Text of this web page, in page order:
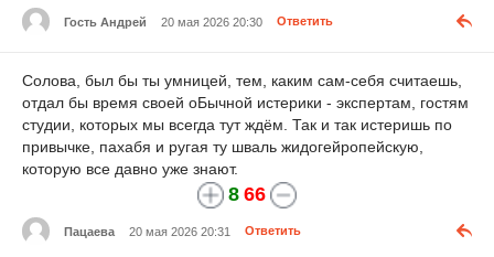
Гость Андрей 20 мая 2026 20:30 Ответить
Солова, был бы ты умницей, тем, каким сам-себя считаешь,
отдал бы время своей оБычной истерики - экспертам, гостям
студии, которых мы всегда тут ждём. Так и так истеришь по
привычке, пахабя и ругая ту шваль жидогейропейскую,
которую все давно уже знают.
8 66
Пацаева 20 мая 2026 20:31 Ответить